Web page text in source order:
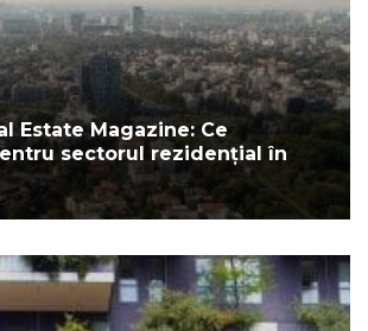
Estate Magazine: Ce
sectorul rezidențial în